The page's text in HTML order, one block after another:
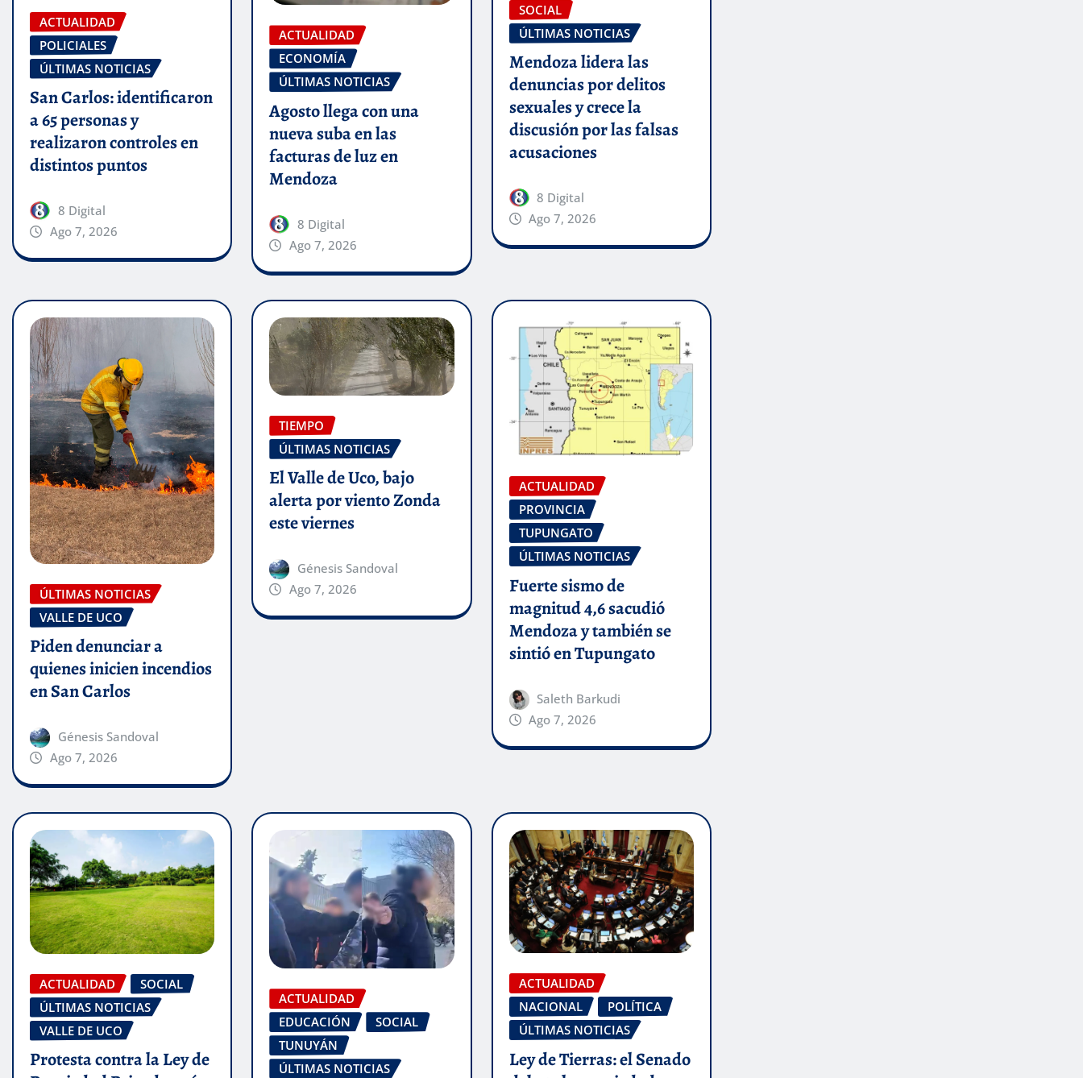
ACTUALIDAD
POLICIALES
ÚLTIMAS NOTICIAS
San Carlos: identificaron
a 65 personas y
realizaron controles en
distintos puntos
8 Digital
Ago 7, 2026
ACTUALIDAD
ECONOMÍA
ÚLTIMAS NOTICIAS
Agosto llega con una
nueva suba en las
facturas de luz en
Mendoza
8 Digital
Ago 7, 2026
SOCIAL
ÚLTIMAS NOTICIAS
Mendoza lidera las
denuncias por delitos
sexuales y crece la
discusión por las falsas
acusaciones
8 Digital
Ago 7, 2026
ÚLTIMAS NOTICIAS
VALLE DE UCO
Piden denunciar a
quienes inicien incendios
en San Carlos
Génesis Sandoval
Ago 7, 2026
TIEMPO
ÚLTIMAS NOTICIAS
El Valle de Uco, bajo
alerta por viento Zonda
este viernes
Génesis Sandoval
Ago 7, 2026
ACTUALIDAD
PROVINCIA
TUPUNGATO
ÚLTIMAS NOTICIAS
Fuerte sismo de
magnitud 4,6 sacudió
Mendoza y también se
sintió en Tupungato
Saleth Barkudi
Ago 7, 2026
ACTUALIDAD
SOCIAL
ÚLTIMAS NOTICIAS
VALLE DE UCO
Protesta contra la Ley de
ACTUALIDAD
EDUCACIÓN
SOCIAL
TUNUYÁN
ÚLTIMAS NOTICIAS
ACTUALIDAD
NACIONAL
POLÍTICA
ÚLTIMAS NOTICIAS
Ley de Tierras: el Senado